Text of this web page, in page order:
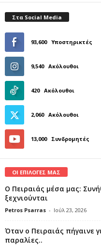
Στα Social Media
93,600 Υποστηρικτές
9,540 Ακόλουθοι
420 Ακόλουθοι
2,060 Ακόλουθοι
13,000 Συνδρομητές
ΟΙ ΕΠΙΛΟΓΕΣ ΜΑΣ
Ο Πειραιάς μέσα μας:
ξεχνιούνται
Petros Psarras - Ιούλ 23, 2026
Όταν ο Πειραιάς πήγαινε
παραλίες..